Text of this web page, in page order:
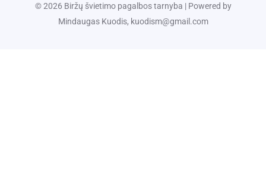
© 2026 Biržų švietimo pagalbos tarnyba | Powered by
Mindaugas Kuodis, kuodism@gmail.com